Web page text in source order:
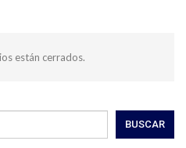
están cerrados.
BUSCAR